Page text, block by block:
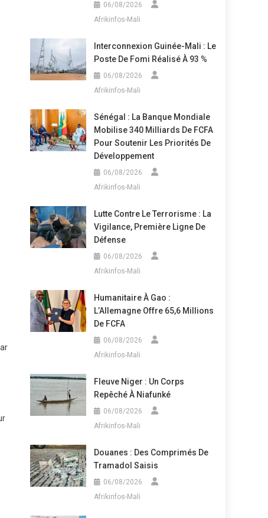
06/08/2026
Afrikinfos-Mali
Interconnexion Guinée-Mali : Le
Poste De Fomi Réalisé À 93 %
06/08/2026
Afrikinfos-Mali
Sénégal : La Banque Mondiale
Mobilise 340 Milliards De FCFA
Pour Soutenir Les Priorités De
Développement
06/08/2026
Afrikinfos-Mali
Lutte Contre Le Terrorisme : La
Vigilance, Première Ligne De
Défense
06/08/2026
Afrikinfos-Mali
Humanitaire À Gao :
L’Allemagne Offre 65,6 Millions
De FCFA
06/08/2026
Afrikinfos-Mali
Fleuve Niger : Un Corps
Repêché À Niafunké
06/08/2026
Afrikinfos-Mali
Douanes : Des Comprimés De
Tramadol Saisis
06/08/2026
Afrikinfos-Mali